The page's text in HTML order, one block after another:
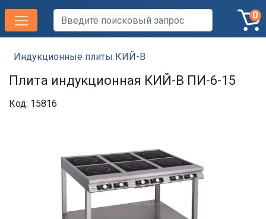
0
Индукционные плиты КИЙ-В
Плита индукционная КИЙ-В ПИ-6-15
Код: 15816